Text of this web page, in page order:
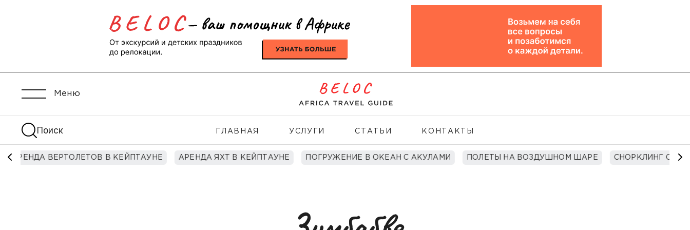
Меню
Поиск ГЛАВНАЯ УСЛУГИ СТАТЬИ КОНТАКТЫ
АРЕНДА ВЕРТОЛЕТОВ В КЕЙПТАУНЕ АРЕНДА ЯХТ В КЕЙПТАУНЕ ПОГРУЖЕНИЕ В ОКЕАН С АКУЛАМИ ПОЛЕТЫ НА ВОЗДУШНОМ ШАРЕ СНОРКЛИНГ С